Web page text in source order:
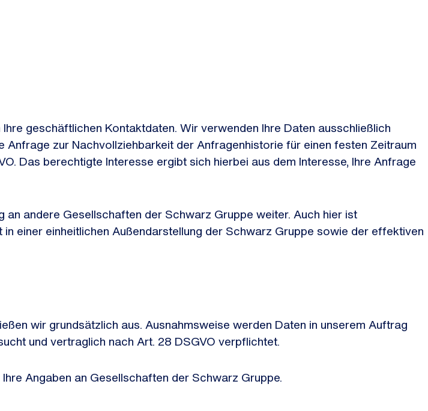
geschäftlichen Kontaktdaten. Wir verwenden Ihre Daten ausschließlich
zur Nachvollziehbarkeit der Anfragenhistorie für einen festen Zeitraum
Das berechtigte Interesse ergibt sich hierbei aus dem Interesse, Ihre Anfrage
andere Gesellschaften der Schwarz Gruppe weiter. Auch hier ist
einer einheitlichen Außendarstellung der Schwarz Gruppe sowie der effektiven
wir grundsätzlich aus. Ausnahmsweise werden Daten in unserem Auftrag
und vertraglich nach Art. 28 DSGVO verpflichtet.
Angaben an Gesellschaften der Schwarz Gruppe.